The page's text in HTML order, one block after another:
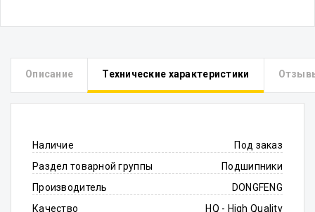
Описание Технические характеристики
Наличие
Под заказ
Раздел товарной группы
Подшипники
Производитель
DONGFENG
Качество
HQ - High Quality